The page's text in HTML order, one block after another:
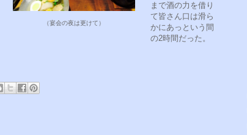
（宴会の夜は更けて）
まで酒の力を借り
て皆さん口は滑ら
かにあっという間
の2時間だった。